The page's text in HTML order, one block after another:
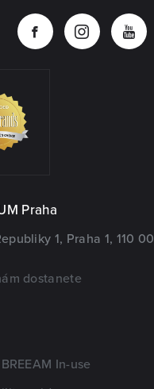
Praha
1, Praha 1, 110 00
dostanete
In-use